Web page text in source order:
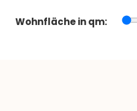
Wohnfläche in qm: